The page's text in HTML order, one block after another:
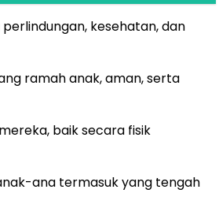
kesehatan, dan
ramah anak, aman, serta
baik secara fisik
ana termasuk yang tengah